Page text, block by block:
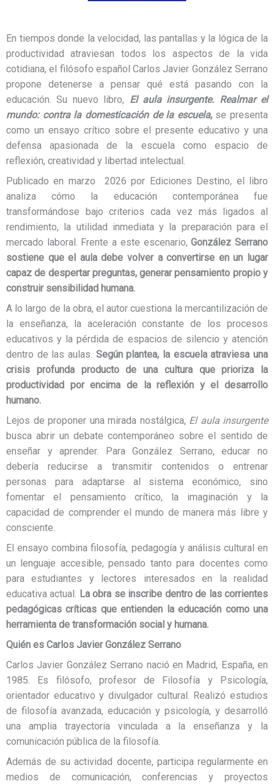
En tiempos donde la velocidad, las pantallas y la lógica de la
productividad atraviesan todos los aspectos de la vida
cotidiana, el filósofo español Carlos Javier González Serrano
propone detenerse a pensar qué está pasando con la
educación. Su nuevo libro, El aula insurgente. Realmar el
mundo: contra la domesticación de la escuela,se presenta
como un ensayo crítico sobre el presente educativo y una
defensa apasionada de la escuela como espacio de
reflexión, creatividad y libertad intelectual.
Publicado en marzo 2026 por Ediciones Destino, el libro
analiza cómo la educación contemporánea fue
transformándose bajo criterios cada vez más ligados al
rendimiento, la utilidad inmediata y la preparación para el
mercado laboral. Frente a este escenario,González Serrano
sostiene que el aula debe volver a convertirse en un lugar
capaz de despertar preguntas, generar pensamiento propio y
construir sensibilidad humana.
A lo largo de la obra, el autor cuestiona la mercantilización de
la enseñanza, la aceleración constante de los procesos
educativos y la pérdida de espacios de silencio y atención
dentro de las aulas. Según plantea, la escuela atraviesa una
crisis profunda producto de una cultura que prioriza la
productividad por encima de la reflexión y el desarrollo
humano.
Lejos de proponer una mirada nostálgica, El aula insurgente
busca abrir un debate contemporáneo sobre el sentido de
enseñar y aprender. Para González Serrano, educar no
debería reducirse a transmitir contenidos o entrenar
personas para adaptarse al sistema económico, sino
fomentar el pensamiento crítico, la imaginación y la
capacidad de comprender el mundo de manera más libre y
consciente.
El ensayo combina filosofía, pedagogía y análisis cultural en
un lenguaje accesible, pensado tanto para docentes como
para estudiantes y lectores interesados en la realidad
educativa actual. La obra se inscribe dentro de las corrientes
pedagógicas críticas que entienden la educación como una
herramienta de transformación social y humana.
Quién es Carlos Javier González Serrano
Carlos Javier González Serrano nació en Madrid, España, en
1985. Es filósofo, profesor de Filosofía y Psicología,
orientador educativo y divulgador cultural. Realizó estudios
de filosofía avanzada, educación y psicología, y desarrolló
una amplia trayectoria vinculada a la enseñanza y la
comunicación pública de la filosofía.
Además de su actividad docente, participa regularmente en
medios de comunicación, conferencias y proyectos